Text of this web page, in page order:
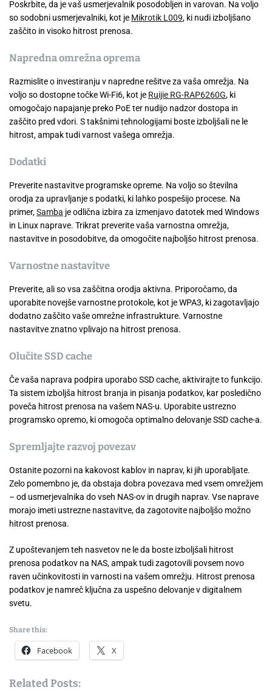
Poskrbite, da je vaš usmerjevalnik posodobljen in varovan. Na voljo
so sodobni usmerjevalniki, kot je Mikrotik L009, ki nudi izboljšano
zaščito in visoko hitrost prenosa.
Napredna omrežna oprema
Razmislite o investiranju v napredne rešitve za vaša omrežja. Na
voljo so dostopne točke Wi-Fi6, kot je Ruijie RG-RAP6260G, ki
omogočajo napajanje preko PoE ter nudijo nadzor dostopa in
zaščito pred vdori. S takšnimi tehnologijami boste izboljšali ne le
hitrost, ampak tudi varnost vašega omrežja.
Dodatki
Preverite nastavitve programske opreme. Na voljo so številna
orodja za upravljanje s podatki, ki lahko pospešijo procese. Na
primer,Samba je odlična izbira za izmenjavo datotek med Windows
in Linux naprave. Trikrat preverite vaša varnostna omrežja,
nastavitve in posodobitve, da omogočite najboljšo hitrost prenosa.
Varnostne nastavitve
Preverite, ali so vsa zaščitna orodja aktivna. Priporočamo, da
uporabite novejše varnostne protokole, kot je WPA3, ki zagotavljajo
dodatno zaščito vaše omrežne infrastrukture. Varnostne
nastavitve znatno vplivajo na hitrost prenosa.
Olučite SSD cache
Če vaša naprava podpira uporabo SSD cache, aktivirajte to funkcijo.
Ta sistem izboljša hitrost branja in pisanja podatkov, kar posledično
poveča hitrost prenosa na vašem NAS-u. Uporabite ustrezno
programsko opremo, ki omogoča optimalno delovanje SSD cache-a.
Spremljajte razvoj povezav
Ostanite pozorni na kakovost kablov in naprav, ki jih uporabljate.
Zelo pomembno je, da obstaja dobra povezava med vsem omrežjem
– od usmerjevalnika do vseh NAS-ov in drugih naprav. Vse naprave
morajo imeti ustrezne nastavitve, da zagotovite najboljšo možno
hitrost prenosa.
Z upoštevanjem teh nasvetov ne le da boste izboljšali hitrost
prenosa podatkov na NAS, ampak tudi zagotovili povsem novo
raven učinkovitosti in varnosti na vašem omrežju. Hitrost prenosa
podatkov je namreč ključna za uspešno delovanje v digitalnem
svetu.
Share this:
Facebook X
Related Posts: